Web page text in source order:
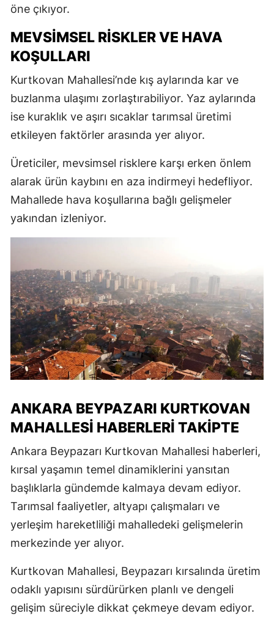
öne çıkıyor.
MEVSIMSEL RISKLER VE HAVA
KOŞULLARI
Kurtkovan Mahallesi’nde kış aylarında kar ve
buzlanma ulaşımı zorlaştırabiliyor. Yaz aylarında
ise kuraklık ve aşırı sıcaklar tarımsal üretimi
etkileyen faktörler arasında yer alıyor.
Üreticiler, mevsimsel risklere karşı erken önlem
alarak ürün kaybını en aza indirmeyi hedefliyor.
Mahallede hava koşullarına bağlı gelişmeler
yakından izleniyor.
ANKARA BEYPAZARI KURTKOVAN
MAHALLESI HABERLERI TAKIPTE
Ankara Beypazarı Kurtkovan Mahallesi haberleri,
kırsal yaşamın temel dinamiklerini yansıtan
başlıklarla gündemde kalmaya devam ediyor.
Tarımsal faaliyetler, altyapı çalışmaları ve
yerleşim hareketliliği mahalledeki gelişmelerin
merkezinde yer alıyor.
Kurtkovan Mahallesi, Beypazarı kırsalında üretim
odaklı yapısını sürdürürken planlı ve dengeli
gelişim süreciyle dikkat çekmeye devam ediyor.